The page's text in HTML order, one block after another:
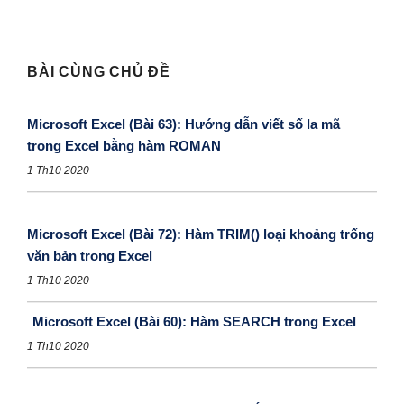
BÀI CÙNG CHỦ ĐỀ
Microsoft Excel (Bài 63): Hướng dẫn viết số la mã
trong Excel bằng hàm ROMAN
1 Th10 2020
Microsoft Excel (Bài 72): Hàm TRIM() loại khoảng trống
văn bản trong Excel
1 Th10 2020
Microsoft Excel (Bài 60): Hàm SEARCH trong Excel
1 Th10 2020